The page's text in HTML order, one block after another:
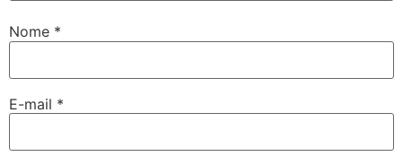
Nome *
E-mail *